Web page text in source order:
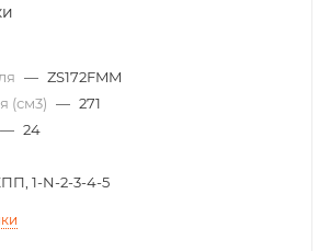
— ZS172FMM
(см3) — 271
— 24
1-N-2-3-4-5